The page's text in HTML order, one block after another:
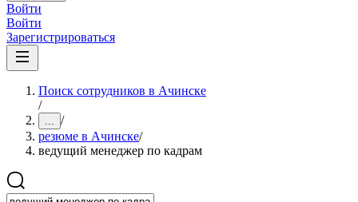
Войти
Войти
Зарегистрироваться
Поиск сотрудников в Ачинске
/
... /
резюме в Ачинске/
ведущий менеджер по кадрам